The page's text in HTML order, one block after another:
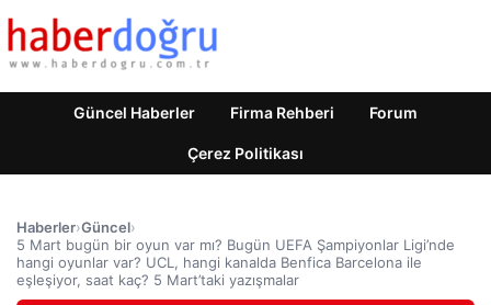
Güncel Haberler Firma Rehberi Forum
Çerez Politikası
Haberler›Güncel›
5 Mart bugün bir oyun var mı? Bugün UEFA Şampiyonlar Ligi’nde
hangi oyunlar var? UCL, hangi kanalda Benfica Barcelona ile
eşleşiyor, saat kaç? 5 Mart’taki yazışmalar